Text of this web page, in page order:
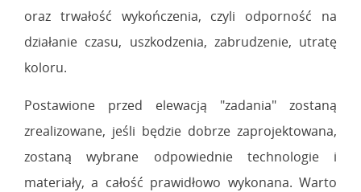
oraz trwałość wykończenia, czyli odporność na
działanie czasu, uszkodzenia, zabrudzenie, utratę
koloru.
Postawione przed elewacją "zadania" zostaną
zrealizowane, jeśli będzie dobrze zaprojektowana,
zostaną wybrane odpowiednie technologie i
materiały, a całość prawidłowo wykonana. Warto